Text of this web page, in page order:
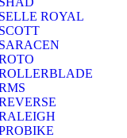
ROYAL